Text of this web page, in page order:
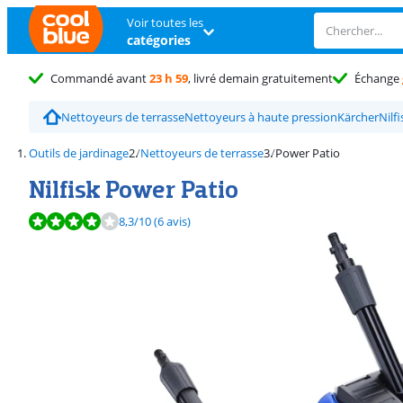
Voir toutes les
catégories
Commandé avant23 h 59, livré demain gratuitement Échange
Nettoyeurs de terrasseNettoyeurs à haute pressionKärcher
Outils de jardinage Nettoyeurs de terrasse Power Patio
Nilfisk Power Patio
La note est de 8,3 sur 10, basée sur 6 avis.
8,3/10(6 avis)